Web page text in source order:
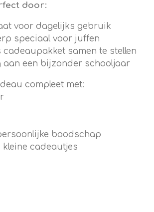
door:
voor dagelijks gebruik
speciaal voor juffen
cadeaupakket samen te stellen
aan een bijzonder schooljaar
compleet met:
boodschap
kleine cadeautjes